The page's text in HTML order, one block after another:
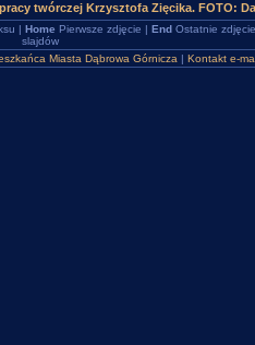
twórczej Krzysztofa Zięcika. FOTO:
| Home Pierwsze zdjęcie | EndOstatnie
slajdów
Miasta Dąbrowa Górnicza | Kontakt e-